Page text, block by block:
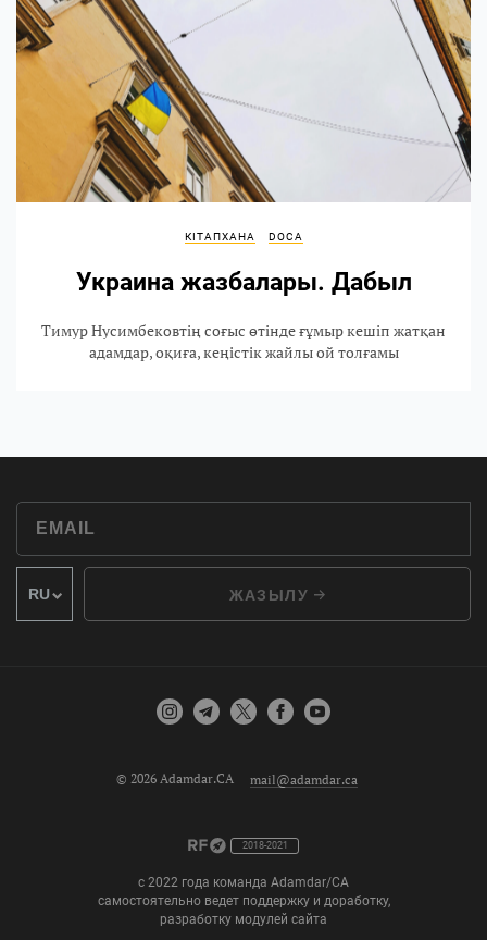
КІТАПХАНА DOCA
Украина жазбалары. Дабыл
Тимур Нусимбековтің соғыс өтінде ғұмыр кешіп жатқан
адамдар, оқиға, кеңістік жайлы ой толғамы
ЖАЗЫЛУ
© 2026 Adamdar.CA mail@adamdar.ca
2018-2021
с 2022 года команда Adamdar/CA
самостоятельно ведет поддержку и доработку,
разработку модулей сайта